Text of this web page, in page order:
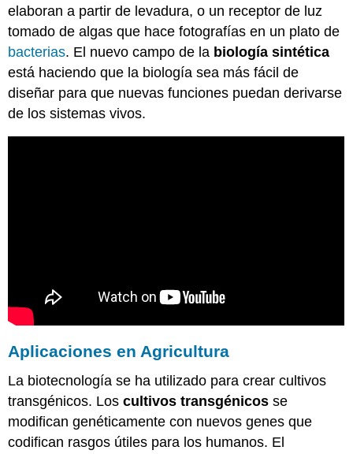
elaboran a partir de levadura, o un receptor de luz
tomado de algas que hace fotografías en un plato de
bacterias. El nuevo campo de la biología sintética
está haciendo que la biología sea más fácil de
diseñar para que nuevas funciones puedan derivarse
de los sistemas vivos.
Aplicaciones en Agricultura
La biotecnología se ha utilizado para crear cultivos
transgénicos. Loscultivos transgénicos se
modifican genéticamente con nuevos genes que
codifican rasgos útiles para los humanos. El